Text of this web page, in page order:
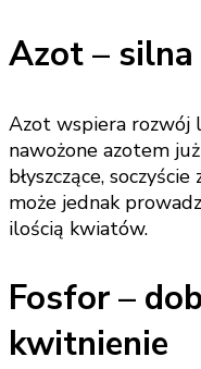
Azot –
Azot wspiera rozwój
nawożone azotem
błyszczące,
może jednak
ilością kwiatów.
Fosfor –
kwitnienie